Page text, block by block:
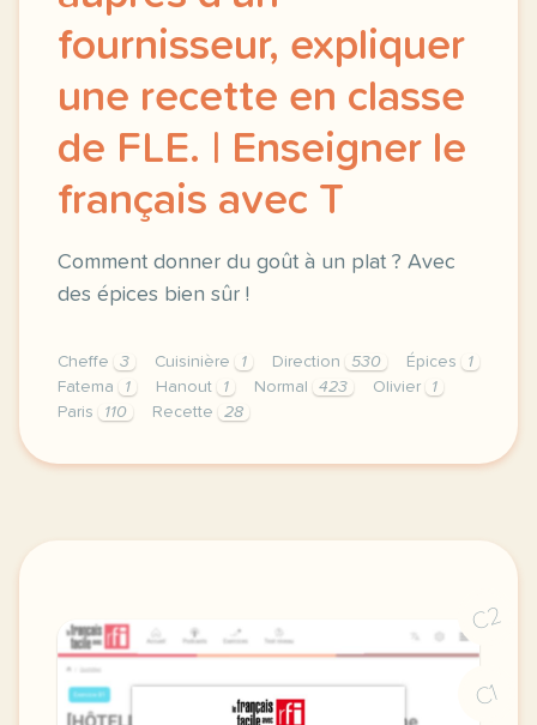
fournisseur, expliquer
une recette en classe
de FLE. | Enseigner le
français avec T
Comment donner du goût à un plat ? Avec
des épices bien sûr !
Cheffe 3 Cuisinière 1 Direction 530 Épices
1
Fatema
1 Hanout 1 Normal 423 Olivier
1
Paris
110 Recette 28
didomi host didomi components button cursor
C2
C1